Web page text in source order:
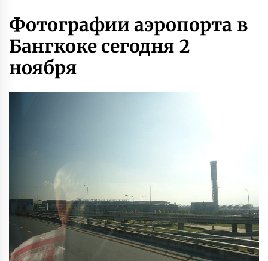
Фотографии аэропорта в
Бангкоке сегодня 2
ноября